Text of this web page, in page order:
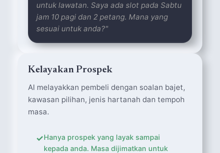
untuk lawatan. Saya ada slot pada Sabtu
jam 10 pagi dan 2 petang. Mana yang
sesuai untuk anda?"
Kelayakan Prospek
AI melayakkan pembeli dengan soalan bajet,
kawasan pilihan, jenis hartanah dan tempoh
masa.
✓Hanya prospek yang layak sampai
kepada anda. Masa dijimatkan untuk